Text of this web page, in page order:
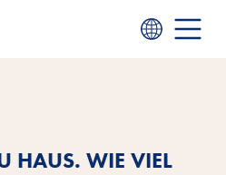
HAUS. WIE VIEL